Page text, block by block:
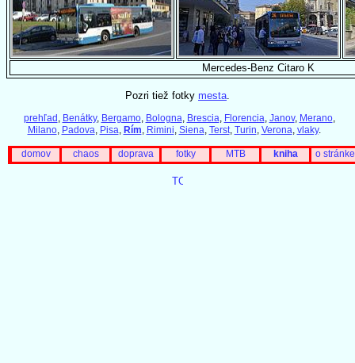
Mercedes-Benz Citaro K
Pozri tiež fotky mesta
prehľad , Benátky, Bergamo, Bologna, Brescia, Florencia, Janov, Merano,
Milano, Padova, Pisa, Rím, Rimini, Siena, Terst, Turin, Verona, vlaky.
domov chaos doprava fotky MTB kniha o stránke